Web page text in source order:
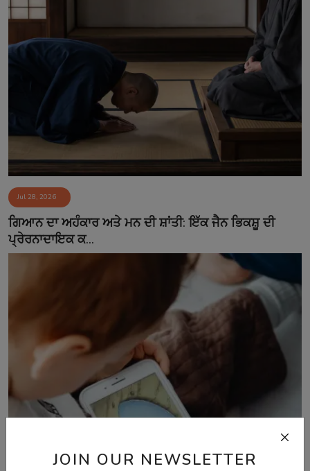
JOIN OUR NEWSLETTER
Jul 28, 2026
ਗਿਆਨ ਦਾ ਅਹੰਕਾਰ ਅਤੇ ਮਨ ਦੀ ਸ਼ਾਂਤੀ: ਇੱਕ ਜੈਨ ਭਿਕਸ਼ੂ ਦੀ
ਪ੍ਰੇਰਨਾਦਾਇਕ ਕ...